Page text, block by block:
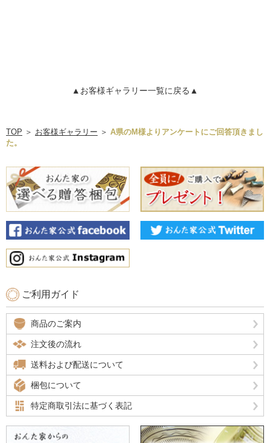
▲お客様ギャラリー一覧に戻る▲
TOP ＞ お客様ギャラリー ＞ A県のM様よりアンケートにご回答頂きまし
た。
ご利用ガイド
商品のご案内
注文後の流れ
送料および配送について
梱包について
特定商取引法に基づく表記